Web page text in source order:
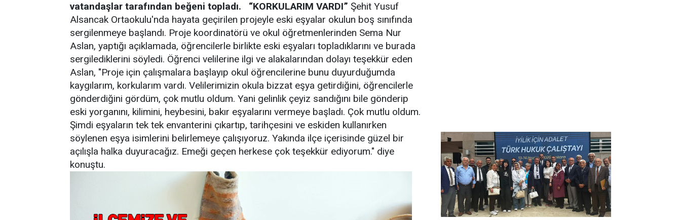
vatandaşlar tarafından beğeni topladı.
“KORKULARIM VARDI” Şehit Yusuf
Alsancak Ortaokulu'nda hayata geçirilen projeyle eski eşyalar okulun boş sınıfında
sergilenmeye başlandı. Proje koordinatörü ve okul öğretmenlerinden Sema Nur
Aslan, yaptığı açıklamada, öğrencilerle birlikte eski eşyaları topladıklarını ve burada
sergilediklerini söyledi. Öğrenci velilerine ilgi ve alakalarından dolayı teşekkür eden
Aslan, "Proje için çalışmalara başlayıp okul öğrencilerine bunu duyurduğumda
kaygılarım, korkularım vardı. Velilerimizin okula bizzat eşya getirdiğini, öğrencilerle
gönderdiğini gördüm, çok mutlu oldum. Yani gelinlik çeyiz sandığını bile gönderip
eski yorganını, kilimini, heybesini, bakır eşyalarını vermeye başladı. Çok mutlu oldum.
Şimdi eşyaların tek tek envanterini çıkartıp, tarihçesini ve eskiden kullanırken
söylenen eşya isimlerini belirlemeye çalışıyoruz. Yakında ilçe içerisinde güzel bir
açılışla halka duyuracağız. Emeği geçen herkese çok teşekkür ediyorum." diye
konuştu.